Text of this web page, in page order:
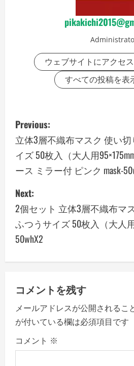
ウェブサイトにアクセ
すべての投稿を表
P
o
s
t
n
a
v
i
g
a
t
i
Previous:
立体3層不織布マスク 使い
イズ 50枚入（大人用
ース ミラー付 ピンク mask-
Next:
2個セット 立体3層不織布マ
ふつうサイズ 50枚入（大人用
50whX2
コメントを残す
メールアドレスが公開されるこ
が付いている欄は必須項目です
コメント ※